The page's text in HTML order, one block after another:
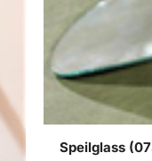
Speilglass